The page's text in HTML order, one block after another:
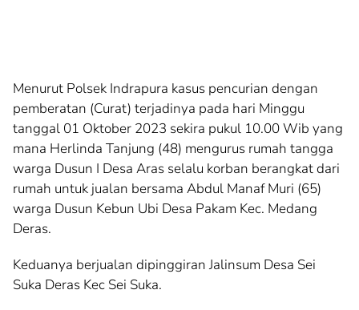
Menurut Polsek Indrapura kasus pencurian dengan
pemberatan (Curat) terjadinya pada hari Minggu
tanggal 01 Oktober 2023 sekira pukul 10.00 Wib yang
mana Herlinda Tanjung (48) mengurus rumah tangga
warga Dusun I Desa Aras selalu korban berangkat dari
rumah untuk jualan bersama Abdul Manaf Muri (65)
warga Dusun Kebun Ubi Desa Pakam Kec. Medang
Deras.
Keduanya berjualan dipinggiran Jalinsum Desa Sei
Suka Deras Kec Sei Suka.